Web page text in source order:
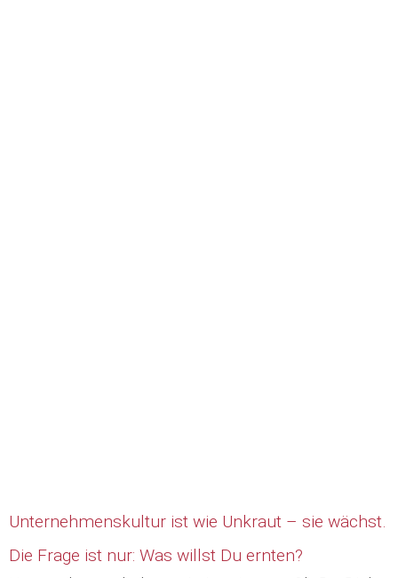
Unternehmenskultur ist wie Unkraut – sie wächst.
Die Frage ist nur: Was willst Du ernten?